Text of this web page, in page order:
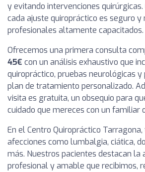
y evitando intervenciones
cada ajuste quiropráctico es seguro y
profesionales altamente capacitados.
Ofrecemos una primera consulta
45€ con un análisis exhaustivo que
quiropráctico, pruebas neurológicas y
plan de tratamiento personalizado.
visita es gratuita, un obsequio para
cuidado que mereces con un familiar
En el Centro Quiropráctico
afecciones como lumbalgia, ciática,
más. Nuestros pacientes destacan la
profesional y amable que recibimos,